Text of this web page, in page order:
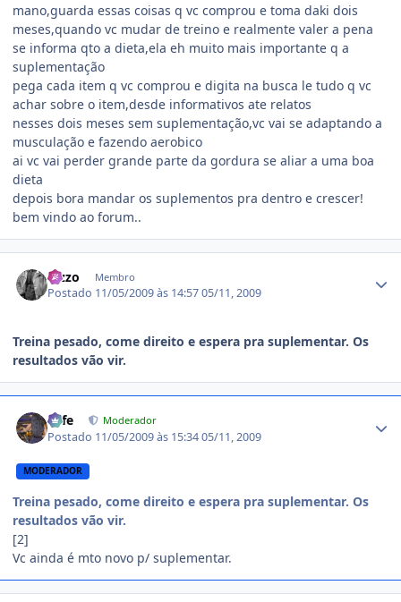
mano,guarda essas coisas q vc comprou e toma daki dois
meses,quando vc mudar de treino e realmente valer a pena
se informa qto a dieta,ela eh muito mais importante q a
suplementação
pega cada item q vc comprou e digita na busca le tudo q vc
achar sobre o item,desde informativos ate relatos
nesses dois meses sem suplementação,vc vai se adaptando a
musculação e fazendo aerobico
ai vc vai perder grande parte da gordura se aliar a uma boa
dieta
depois bora mandar os suplementos pra dentro e crescer!
bem vindo ao forum..
Bizzo Membro
Postado 11/05/2009 às 14:5705/11, 2009
Treina pesado, come direito e espera pra suplementar. Os
resultados vão vir.
Fefe Moderador
Postado 11/05/2009 às 15:3405/11, 2009
MODERADOR
Treina pesado, come direito e espera pra suplementar. Os
resultados vão vir.
[2]
Vc ainda é mto novo p/ suplementar.